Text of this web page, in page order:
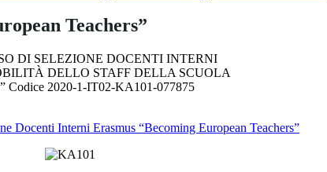
Teachers”
DI SELEZIONE DOCENTI INTERNI
DELLO STAFF DELLA SCUOLA
2020-1-IT02-KA101-077875
Docenti Interni Erasmus “Becoming European Teachers”